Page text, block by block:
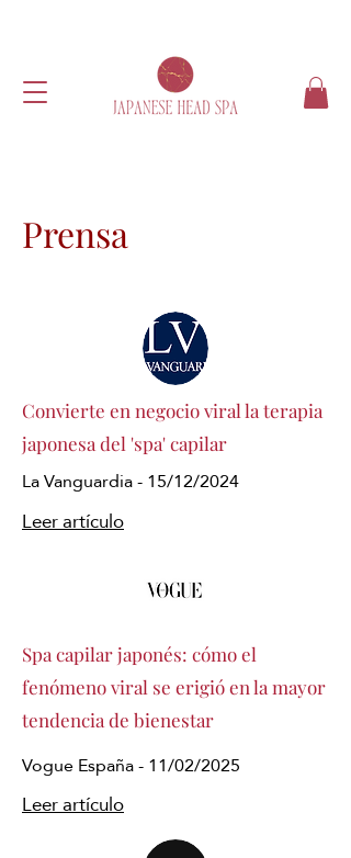
Prensa
Convierte en negocio viral la terapia
japonesa del 'spa' capilar
La Vanguardia - 15/12/2024
Leer artículo
Spa capilar japonés: cómo el
fenómeno viral se erigió en la mayor
tendencia de bienestar
Vogue España - 11/02/2025
Leer artículo